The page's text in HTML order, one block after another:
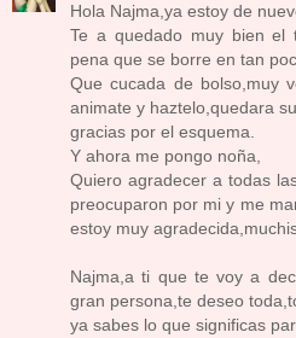
Hola Najma,ya estoy de
Te a quedado muy bien el
pena que se borre en tan
Que cucada de bolso,muy
animate y haztelo,quedara
gracias por el esquema.
Y ahora me pongo noña,
Quiero agradecer a todas
preocuparon por mi y me
estoy muy
Najma,a ti que te voy a
gran persona,te deseo
ya sabes lo que significas